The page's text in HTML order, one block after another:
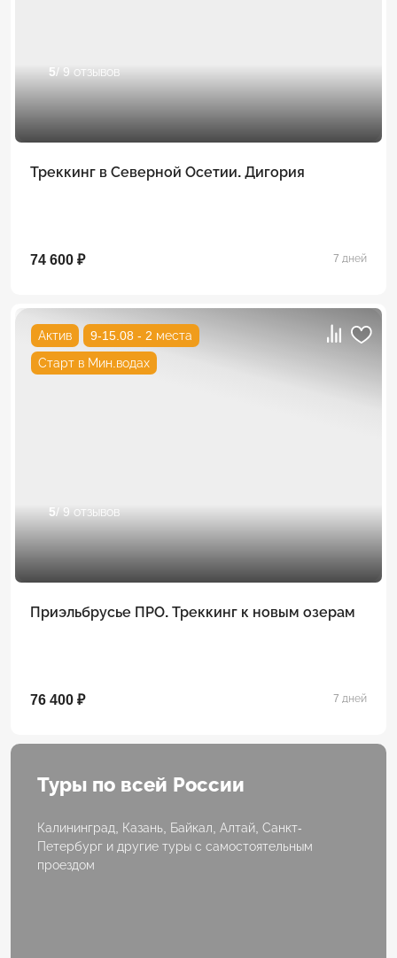
5/ 9 отзывов
Треккинг в Северной Осетии. Дигория
74 600 ₽ 7 дней
Актив
9-15.08 - 2 места
Старт в Мин.водах
5/ 9 отзывов
Приэльбрусье ПРО. Треккинг к новым озерам
76 400 ₽ 7 дней
Туры по всей России
Калининград, Казань, Байкал, Алтай, Санкт-
Петербург и другие туры с самостоятельным
проездом